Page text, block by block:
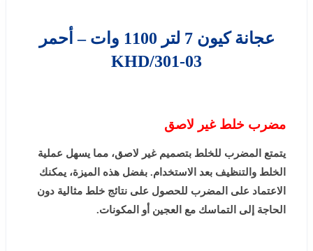
عجانة كيون 7 لتر 1100 وات – أحمر
KHD/301-03
مضرب خلط غير لاصق
يتمتع المضرب للخلط بتصميم غير لاصق، مما يسهل عملية
الخلط والتنظيف بعد الاستخدام. بفضل هذه الميزة، يمكنك
الاعتماد على المضرب للحصول على نتائج خلط مثالية دون
الحاجة إلى التماسك مع العجين أو المكونات.